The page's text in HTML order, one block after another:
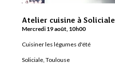
Atelier cuisine à Soliciale
Mercredi 19 août, 10h00
Cuisiner les légumes d'été
Soliciale, Toulouse